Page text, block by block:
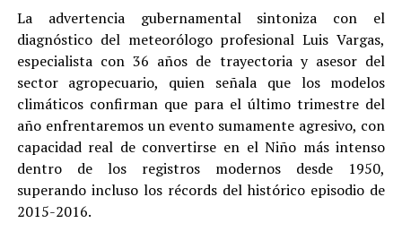
La advertencia gubernamental sintoniza con el
diagnóstico del meteorólogo profesional Luis Vargas,
especialista con 36 años de trayectoria y asesor del
sector agropecuario, quien señala que los modelos
climáticos confirman que para el último trimestre del
año enfrentaremos un evento sumamente agresivo, con
capacidad real de convertirse en el Niño más intenso
dentro de los registros modernos desde 1950,
superando incluso los récords del histórico episodio de
2015-2016.